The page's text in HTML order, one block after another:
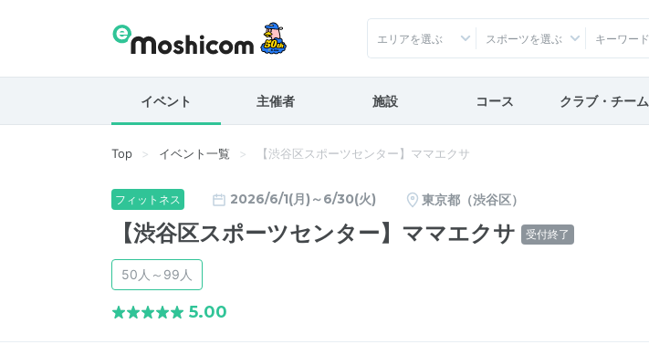
エリアを選ぶ スポーツを選ぶ
イベント 主催者 施設 コース クラブ・チーム
Top イベント一覧 【渋谷区スポーツセンター】ママエクサ
フィットネス 2026/6/1(月)～6/30(火) 東京都（渋谷区）
【渋谷区スポーツセンター】ママエクサ 受付終了
50人～99人
5.00